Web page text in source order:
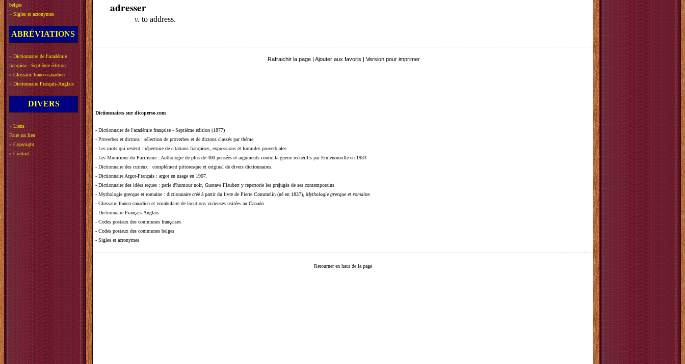
belges
» Sigles et acronymes
ABRÉVIATIONS
» Dictionnaire de l'académie
française - Septième édition
» Glossaire franco-canadien
» Dictionnaire Français-Anglais
DIVERS
» Liens
Faire un lien
» Copyright
» Contact
adresser
v. to address.
Rafraichir la page | Ajouter aux favoris | Version pour imprimer
Dictionnaires sur dicoperso.com
- Dictionnaire de l'académie française - Septième édition (1877)
- Proverbes et dictons : sélection de proverbes et de dictons classés par thème.
- Les mots qui restent : répertoire de citations françaises, expressions et formules proverbiales
- Les Munitions du Pacifisme : Anthologie de plus de 400 pensées et arguments contre la guerre recueillis par Ermenonville en 1933
- Dictionnaire des curieux : complément pittoresque et original de divers dictionnaires.
- Dictionnaire Argot-Français : argot en usage en 1907.
- Dictionnaire des idées reçues : perle d'humour noir, Gustave Flaubert y répertorie les préjugés de ses contemporains
- Mythologie grecque et romaine : dictionnaire créé à partir du livre de Pierre Commelin (né en 1837), Mythologie grecque et romaine.
- Glossaire franco-canadien et vocabulaire de locutions vicieuses usitées au Canada
- Dictionnaire Français-Anglais
- Codes postaux des communes françaises
- Codes postaux des communes belges
- Sigles et acronymes
Retourner en haut de la page